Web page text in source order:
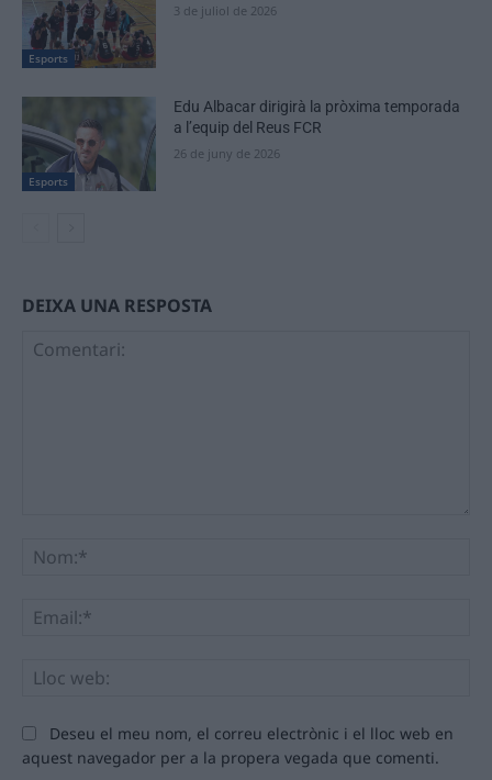
Esports
3 de juliol de 2026
Esports
Edu Albacar dirigirà la pròxima temporada
a l’equip del Reus FCR
26 de juny de 2026
DEIXA UNA RESPOSTA
Deseu el meu nom, el correu electrònic i el lloc web en
aquest navegador per a la propera vegada que comenti.